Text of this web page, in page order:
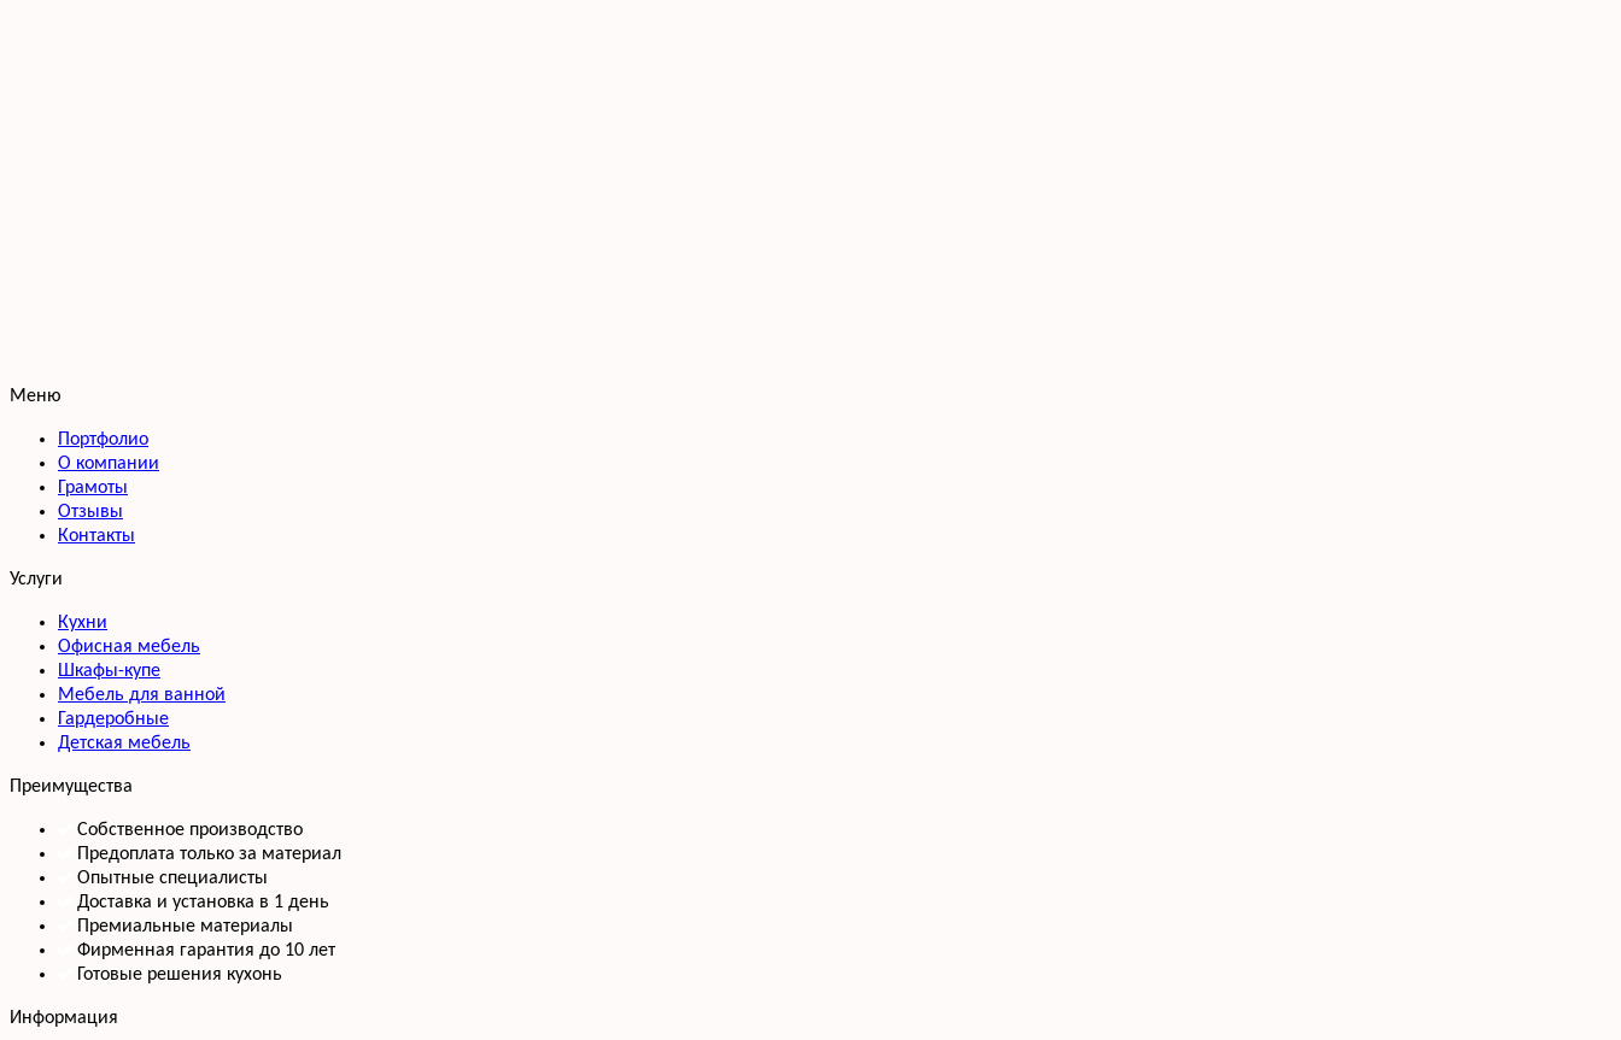
Меню
Портфолио
О компании
Грамоты
Отзывы
Контакты
Услуги
Кухни
Офисная мебель
Шкафы-купе
Мебель для ванной
Гардеробные
Детская мебель
Преимущества
Собственное производство
Предоплата только за материал
Опытные специалисты
Доставка и установка в 1 день
Премиальные материалы
Фирменная гарантия до 10 лет
Готовые решения кухонь
Информация